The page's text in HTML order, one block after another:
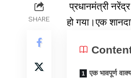
SHARE
प्रधानमंत्री
हो गया।एक
एक भावपूर्ण